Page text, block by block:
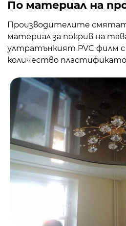
По материал на
Производителите
материал за покрив на
ултратънкият PVC филм с
количество